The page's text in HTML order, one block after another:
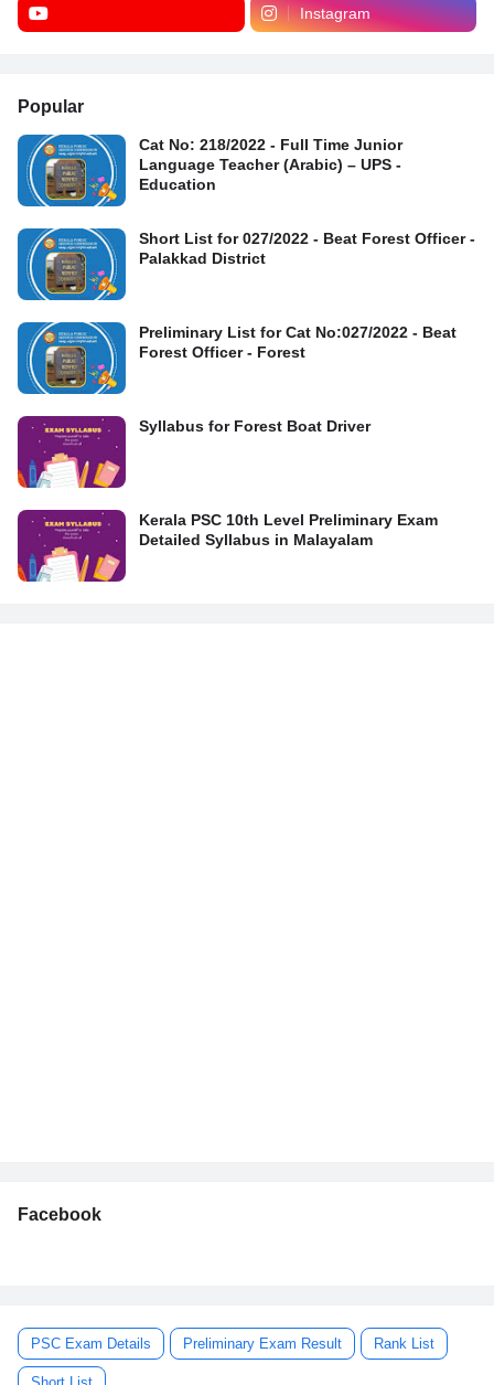
Instagram
Popular
Cat No: 218/2022 - Full Time Junior
Language Teacher (Arabic) – UPS -
Education
Short List for 027/2022 - Beat Forest Officer -
Palakkad District
Preliminary List for Cat No:027/2022 - Beat
Forest Officer - Forest
Syllabus for Forest Boat Driver
Kerala PSC 10th Level Preliminary Exam
Detailed Syllabus in Malayalam
Facebook
PSC Exam Details Preliminary Exam Result Rank List